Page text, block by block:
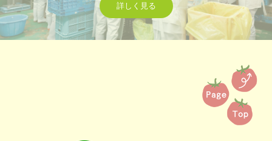
詳しく見る